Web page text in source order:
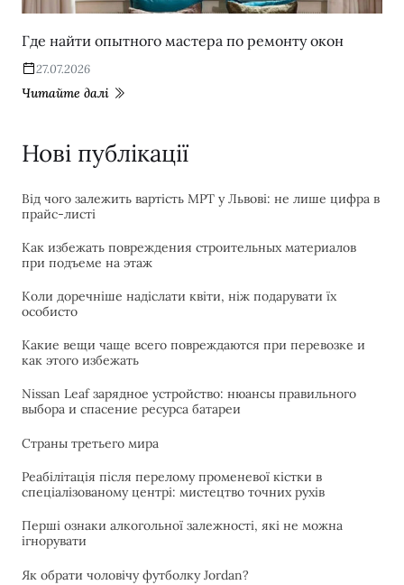
Где найти опытного мастера по ремонту окон
27.07.2026
Читайте далі
Нові публікації
Від чого залежить вартість МРТ у Львові: не лише цифра в
прайс-листі
Как избежать повреждения строительных материалов
при подъеме на этаж
Коли доречніше надіслати квіти, ніж подарувати їх
особисто
Какие вещи чаще всего повреждаются при перевозке и
как этого избежать
Nissan Leaf зарядное устройство: нюансы правильного
выбора и спасение ресурса батареи
Страны третьего мира
Реабілітація після перелому променевої кістки в
спеціалізованому центрі: мистецтво точних рухів
Перші ознаки алкогольної залежності, які не можна
ігнорувати
Як обрати чоловічу футболку Jordan?